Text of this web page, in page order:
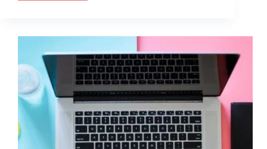
nie
to
podpowiadają
inni!